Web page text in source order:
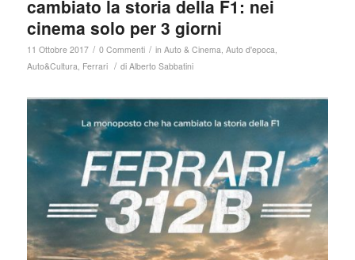
cambiato la storia della F1: nei
cinema solo per 3 giorni
11 Ottobre 2017 / 0 Commenti / in Auto & Cinema Auto d'epoca
Auto&Cultura Ferrari / di Alberto Sabbatini